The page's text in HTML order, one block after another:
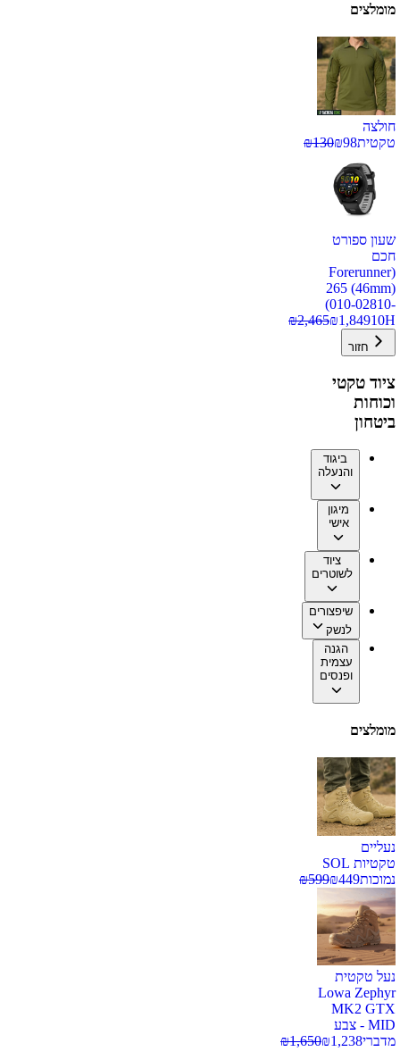
מומלצים
חולצה
טקטית
₪98
₪130
שעון ספורט
חכם
(Forerunner
265 (46mm)
(010-02810-
10H
₪1,849
₪2,465
חזור
ציוד טקטי
וכוחות
ביטחון
ביגוד
והנעלה
מיגון
אישי
ציוד
לשוטרים
שיפצורים
לנשק
הגנה
עצמית
ופנסים
מומלצים
נעליים
טקטיות SOL
נמוכות
₪449
₪599
נעל טקטית
Lowa Zephyr
MK2 GTX
MID - צבע
מדברי
₪1,238
₪1,650